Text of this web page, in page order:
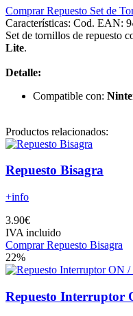
Comprar Repuesto Set de
Características: Cod. EAN:
Set de tornillos de repuesto
Lite.
Detalle:
Compatible con:
Productos relacionados:
Repuesto Bisagra
+info
3.90€
IVA incluido
Comprar Repuesto Bisagra
22%
Repuesto Interruptor